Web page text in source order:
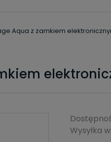
Aqua z zamkiem
Wysyłka w: